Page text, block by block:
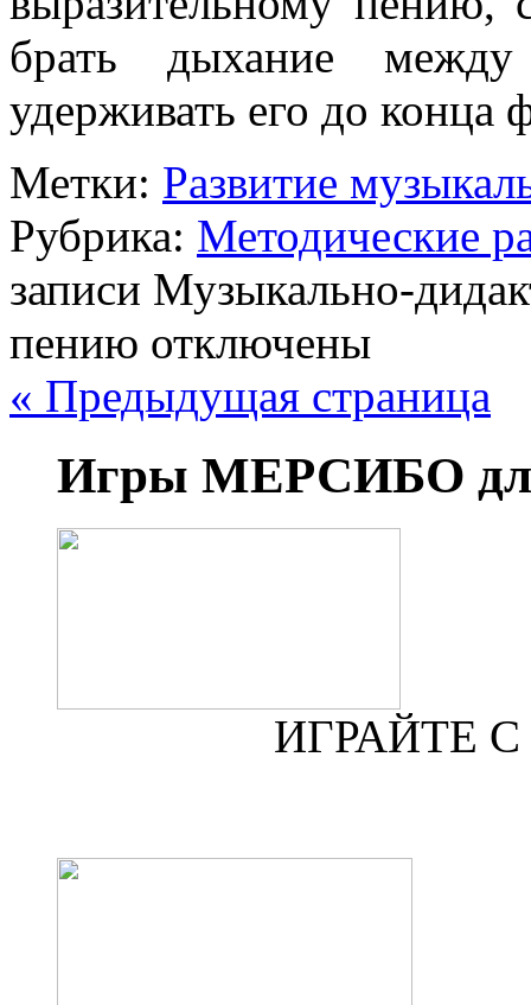
брать дыхание
удерживать его до конца
Метки: Развитие
Рубрика: Методические
записи Музыкально-
пению отключены
« Предыдущая страница
Игры МЕРСИБО
ИГРАЙТЕ